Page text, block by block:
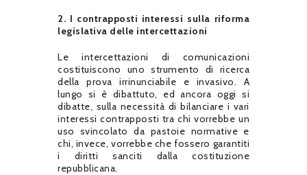
2. I contrapposti interessi sulla riforma
legislativa delle intercettazioni
Le intercettazioni di comunicazioni
costituiscono uno strumento di ricerca
della prova irrinunciabile e invasivo. A
lungo si è dibattuto, ed ancora oggi si
dibatte, sulla necessità di bilanciare i vari
interessi contrapposti tra chi vorrebbe un
uso svincolato da pastoie normative e
chi, invece, vorrebbe che fossero garantiti
i diritti sanciti dalla costituzione
repubblicana.